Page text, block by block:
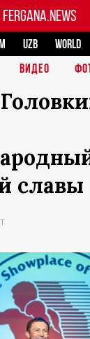
FERGANA.NEWS
UZB
WORLD
ВИДЕО
славы